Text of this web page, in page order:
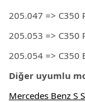
205.047 => C350
205.053 => C350
205.054 => C350
Diğer uyumlu
Mercedes Benz S